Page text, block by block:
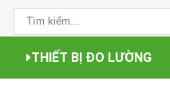
THIẾT BỊ ĐO LƯỜNG